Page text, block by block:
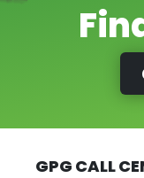
GPG CALL